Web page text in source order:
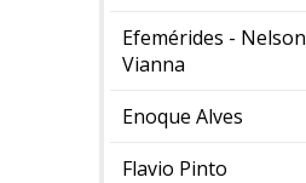
Efemérides - Nelson
Vianna
Enoque Alves
Flavio Pinto